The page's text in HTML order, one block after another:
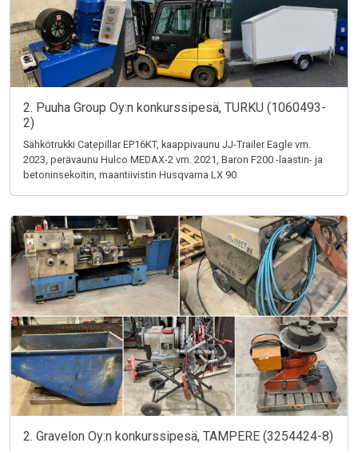
2. Puuha Group Oy:n konkurssipesä, TURKU (1060493-
2)
Sähkötrukki Catepillar EP16KT, kaappivaunu JJ-Trailer Eagle vm.
2023, perävaunu Hulco MEDAX-2 vm. 2021, Baron F200 -laastin- ja
betoninsekoitin, maantiivistin Husqvarna LX 90
2. Gravelon Oy:n konkurssipesä, TAMPERE (3254424-8)